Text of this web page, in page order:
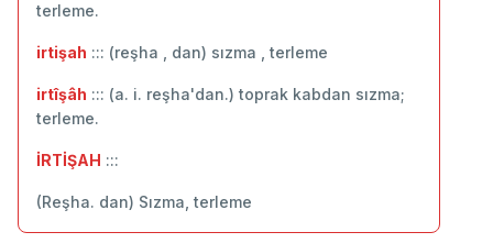
terleme.
irtişah ::: (reşha , dan) sızma , terleme
irtîşâh ::: (a. i. reşha'dan.) toprak kabdan sızma;
terleme.
İRTİŞAH :::
(Reşha. dan) Sızma, terleme